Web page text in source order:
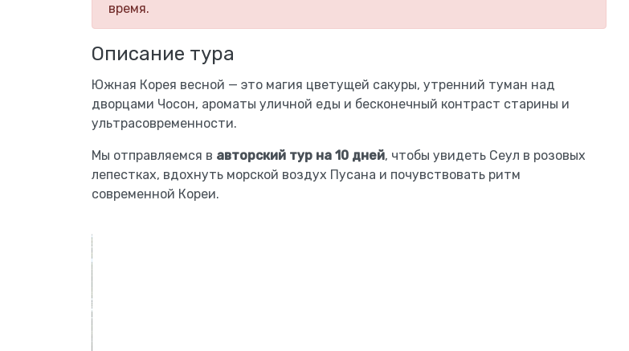
время.
Описание тура
Южная Корея весной — это магия цветущей сакуры, утренний туман над
дворцами Чосон, ароматы уличной еды и бесконечный контраст старины и
ультрасовременности.
Мы отправляемся в авторский тур на 10 дней, чтобы увидеть Сеул в розовых
лепестках, вдохнуть морской воздух Пусана и почувствовать ритм
современной Кореи.